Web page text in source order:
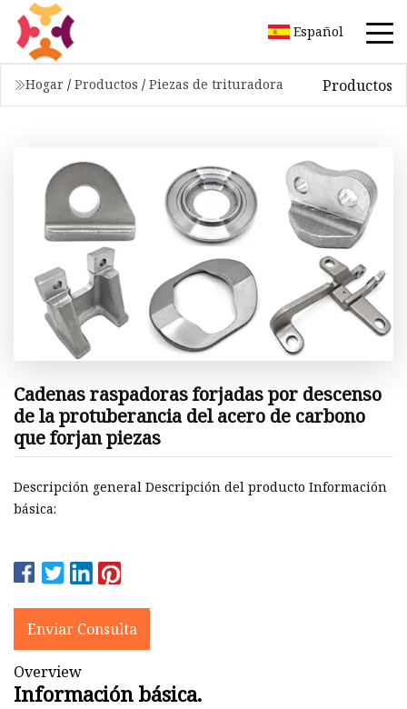
Español
Hogar / Productos / Piezas de trituradora Productos
Cadenas raspadoras forjadas por descenso
de la protuberancia del acero de carbono
que forjan piezas
Descripción general Descripción del producto Información
básica:
Enviar Consulta
Overview
Información básica.